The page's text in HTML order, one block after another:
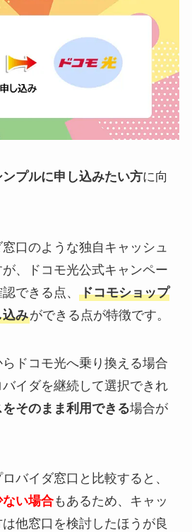
ンプルに申し込みたい方に向
口のような独自キャッシュ
、ドコモ光公式キャンペー
できる点、 ドコモショップ
込みができる点が特徴です。
ドコモ光へ乗り換える場合
イダを継続して選択できれ
そのまま利用できる場合が
バイダ窓口と比較すると、
い場合もあるため、キャッ
他窓口を検討したほうが良